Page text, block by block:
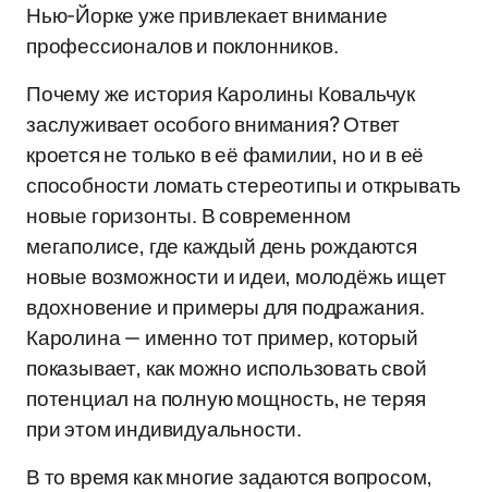
Нью-Йорке уже привлекает внимание
профессионалов и поклонников.
Почему же история Каролины Ковальчук
заслуживает особого внимания? Ответ
кроется не только в её фамилии, но и в её
способности ломать стереотипы и открывать
новые горизонты. В современном
мегаполисе, где каждый день рождаются
новые возможности и идеи, молодёжь ищет
вдохновение и примеры для подражания.
Каролина — именно тот пример, который
показывает, как можно использовать свой
потенциал на полную мощность, не теряя
при этом индивидуальности.
В то время как многие задаются вопросом,